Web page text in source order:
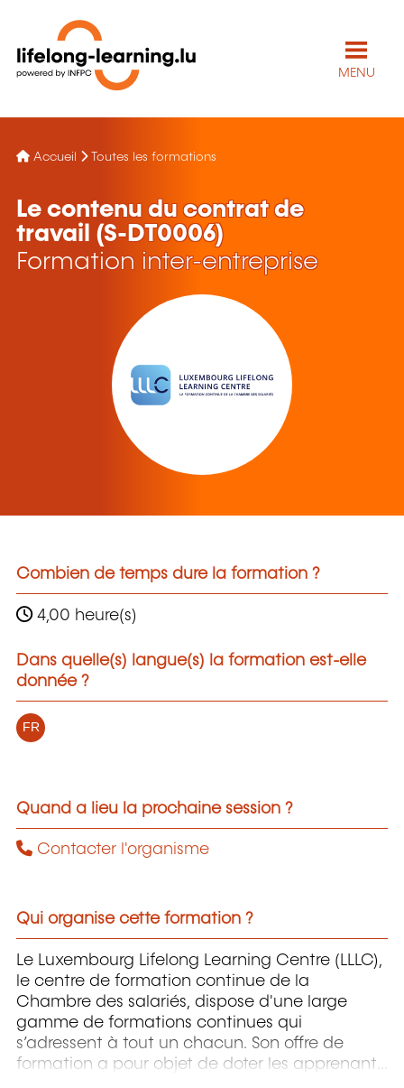
MENU
Accueil Toutes les formations
Le contenu du contrat de
travail (S-DT0006)
Formation inter-entreprise
Combien de temps dure la formation ?
4,00 heure(s)
Dans quelle(s) langue(s) la formation est-elle
donnée ?
FR
Quand a lieu la prochaine session ?
Contacter l'organisme
Qui organise cette formation ?
Le Luxembourg Lifelong Learning Centre (LLLC),
le centre de formation continue de la
Chambre des salariés, dispose d'une large
gamme de formations continues qui
s’adressent à tout un chacun. Son offre de
formation a pour objet de doter les apprenants